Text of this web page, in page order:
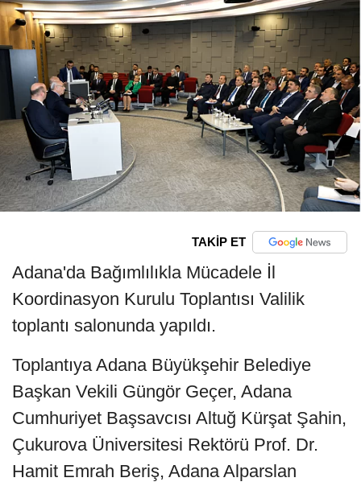
TAKİP ET
Adana'da Bağımlılıkla Mücadele İl
Koordinasyon Kurulu Toplantısı Valilik
toplantı salonunda yapıldı.
Toplantıya Adana Büyükşehir Belediye
Başkan Vekili Güngör Geçer, Adana
Cumhuriyet Başsavcısı Altuğ Kürşat Şahin,
Çukurova Üniversitesi Rektörü Prof. Dr.
Hamit Emrah Beriş, Adana Alparslan